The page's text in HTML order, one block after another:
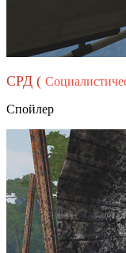
СРД (
Спойлер